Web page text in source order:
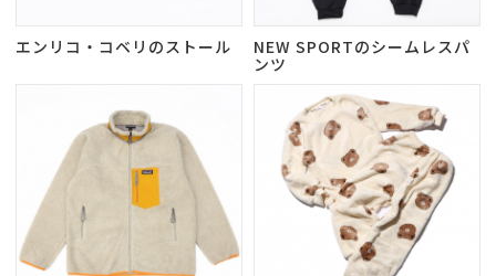
エンリコ・コベリのストール
NEW SPORTのシームレスパ
ンツ